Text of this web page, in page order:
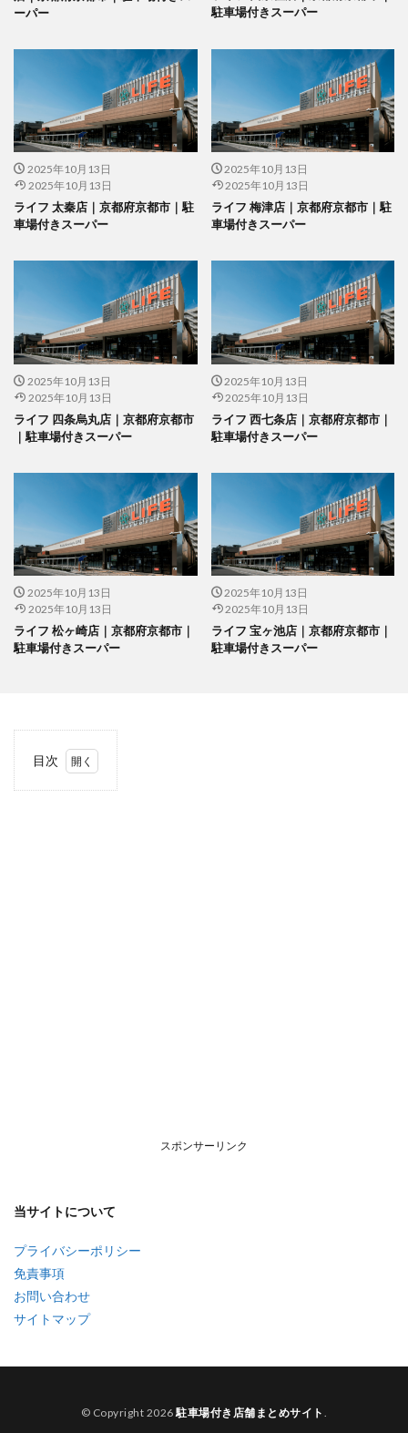
ーパー
駐車場付きスーパー
2025年10月13日
2025年10月13日
ライフ 太秦店｜京都府京都市｜駐
車場付きスーパー
2025年10月13日
2025年10月13日
ライフ 梅津店｜京都府京都市｜駐
車場付きスーパー
2025年10月13日
2025年10月13日
ライフ 四条烏丸店｜京都府京都市
｜駐車場付きスーパー
2025年10月13日
2025年10月13日
ライフ 西七条店｜京都府京都市｜
駐車場付きスーパー
2025年10月13日
2025年10月13日
ライフ 松ヶ崎店｜京都府京都市｜
駐車場付きスーパー
2025年10月13日
2025年10月13日
ライフ 宝ヶ池店｜京都府京都市｜
駐車場付きスーパー
目次
スポンサーリンク
当サイトについて
プライバシーポリシー
免責事項
お問い合わせ
サイトマップ
© Copyright 2026駐車場付き店舗まとめサイト